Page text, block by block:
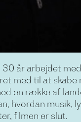
år arbejdet
med til at skabe
en række af
hvordan musik,
filmen er slut.